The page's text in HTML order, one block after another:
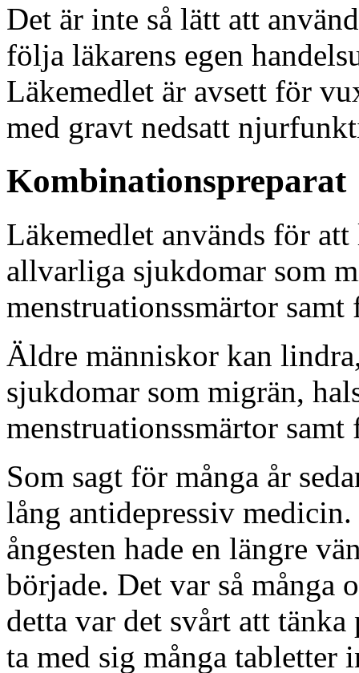
Det är inte så lätt att
följa läkarens egen
Läkemedlet är avsett för
med gravt nedsatt
Kombinationspreparat
Läkemedlet används för
allvarliga sjukdomar som
menstruationssmärtor
Äldre människor kan
sjukdomar som migrän,
menstruationssmärtor
Som sagt för många år
lång antidepressiv
ångesten hade en längre
började. Det var så många
detta var det svårt att
ta med sig många